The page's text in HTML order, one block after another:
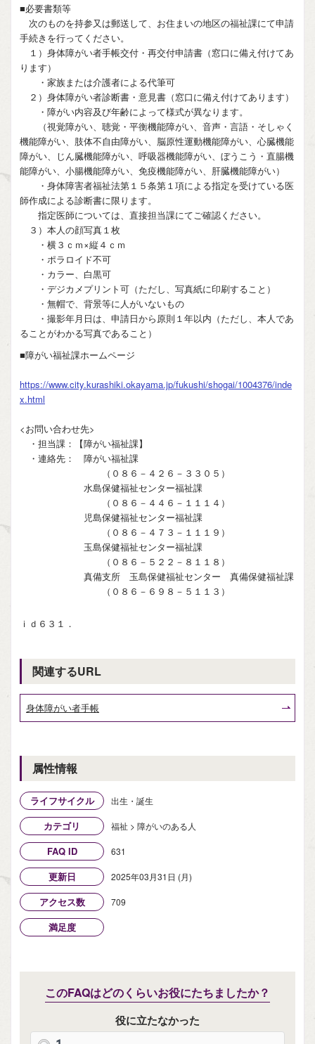
■必要書類等
次のものを持参又は郵送して、お住まいの地区の福祉課にて申請
手続きを行ってください。
１）身体障がい者手帳交付・再交付申請書（窓口に備え付けてあ
ります）
・家族または介護者による代筆可
２）身体障がい者診断書・意見書（窓口に備え付けてあります）
・障がい内容及び年齢によって様式が異なります。
（視覚障がい、聴覚・平衡機能障がい、音声・言語・そしゃく
機能障がい、肢体不自由障がい、脳原性運動機能障がい、心臓機能
障がい、じん臓機能障がい、呼吸器機能障がい、ぼうこう・直腸機
能障がい、小腸機能障がい、免疫機能障がい、肝臓機能障がい）
・身体障害者福祉法第１５条第１項による指定を受けている医
師作成による診断書に限ります。
指定医師については、直接担当課にてご確認ください。
３）本人の顔写真１枚
・横３ｃｍ×縦４ｃｍ
・ポラロイド不可
・カラー、白黒可
・デジカメプリント可（ただし、写真紙に印刷すること）
・無帽で、背景等に人がいないもの
・撮影年月日は、申請日から原則１年以内（ただし、本人であ
ることがわかる写真であること）
■障がい福祉課ホームページ
https://www.city.kurashiki.okayama.jp/fukushi/shogai/1004376/inde
x.html
<お問い合わせ先>
・担当課：【障がい福祉課】
・連絡先： 障がい福祉課
（０８６－４２６－３３０５）
水島保健福祉センター福祉課
（０８６－４４６－１１１４）
児島保健福祉センター福祉課
（０８６－４７３－１１１９）
玉島保健福祉センター福祉課
（０８６－５２２－８１１８）
真備支所 玉島保健福祉センター 真備保健福祉課
（０８６－６９８－５１１３）
ｉｄ６３１．
関連するURL
身体障がい者手帳
属性情報
ライフサイクル 出生・誕生
カテゴリ 福祉 > 障がいのある人
FAQ ID 631
更新日 2025年03月31日 (月)
アクセス数 709
満足度
このFAQはどのくらいお役にたちましたか？
役に立たなかった